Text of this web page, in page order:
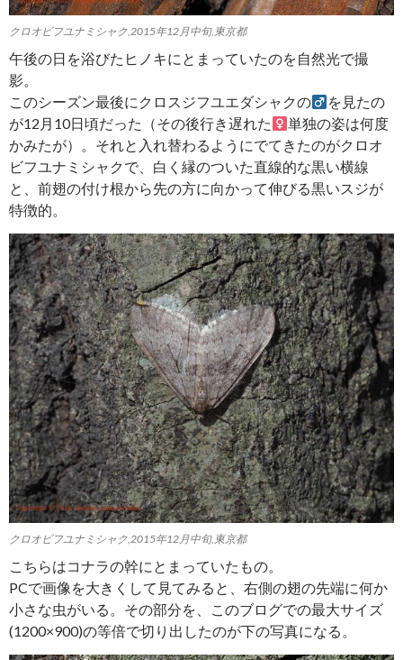
クロオビフユナミシャク,2015年12月中旬,東京都
午後の日を浴びたヒノキにとまっていたのを自然光で撮
影。
このシーズン最後にクロスジフユエダシャクの
を見たの
が12月10日頃だった（その後行き遅れた
単独の姿は何度
かみたが）。それと入れ替わるようにでてきたのがクロオ
ビフユナミシャクで、白く縁のついた直線的な黒い横線
と、前翅の付け根から先の方に向かって伸びる黒いスジが
特徴的。
クロオビフユナミシャク,2015年12月中旬,東京都
こちらはコナラの幹にとまっていたもの。
PCで画像を大きくして見てみると、右側の翅の先端に何か
小さな虫がいる。その部分を、このブログでの最大サイズ
(1200×900)の等倍で切り出したのが下の写真になる。